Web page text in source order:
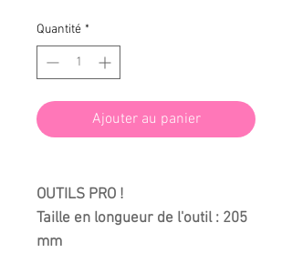
Quantité *
Ajouter au panier
OUTILS PRO !
Taille en longueur de l'outil : 205
mm